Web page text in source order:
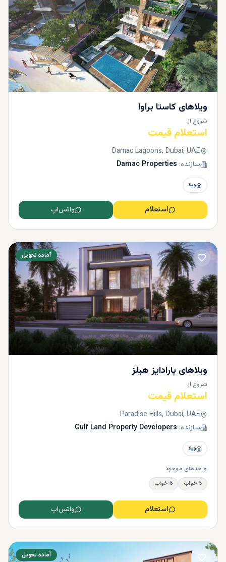
ویلاهای کاستا براوا
شروع از
استعلام قیمت
Damac Lagoons, Dubai, UAE
سازنده: Damac Properties
ویلا
استعلام واتس‌اپ
آماده تحویل
ویلاهای پارادایز هیلز
شروع از
استعلام قیمت
Paradise Hills, Dubai, UAE
سازنده: Gulf Land Property Developers
ویلا
واحدهای موجود
5 خواب
6 خواب
استعلام واتس‌اپ
آماده تحویل